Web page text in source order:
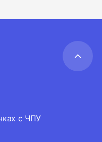
с ЧПУ